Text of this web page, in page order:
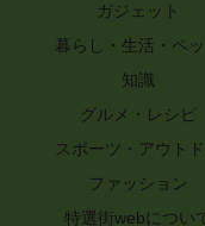
ガジェット
暮らし・生活・ペッ
知識
グルメ・レシピ
スポーツ・アウト
ファッション
特選街webについ